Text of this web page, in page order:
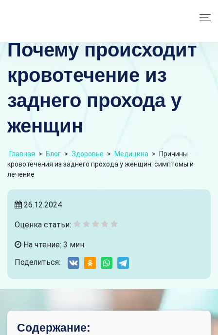
Почему происходит
кровотечение из
заднего прохода у
женщин
Главная > Блог > Здоровье > Медицина >
Причины
кровотечения из заднего прохода у женщин: симптомы и
лечение
26.12.2024
Оценка статьи:
На чтение: 3 мин.
Поделиться:
Содержание: